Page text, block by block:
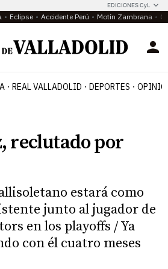
EDICIONES CyL
Eclipse Accidente Perú Motín Zambrana
REAL VALLADOLID DEPORTES
reclutado por
estará como
junto al jugador de
en los playoffs / Ya
con él cuatro meses